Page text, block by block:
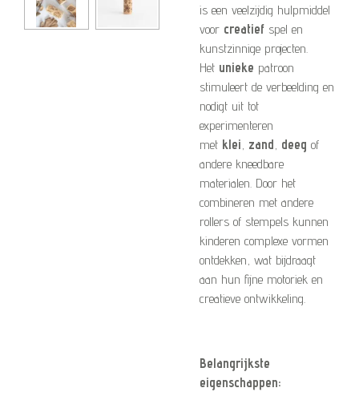
is een veelzijdig hulpmiddel
voor creatief spel en
kunstzinnige projecten.
Het unieke patroon
stimuleert de verbeelding en
nodigt uit tot
experimenteren
met klei, zand, deeg of
andere kneedbare
materialen. Door het
combineren met andere
rollers of stempels kunnen
kinderen complexe vormen
ontdekken, wat bijdraagt
aan hun fijne motoriek en
creatieve ontwikkeling.
Belangrijkste
eigenschappen: